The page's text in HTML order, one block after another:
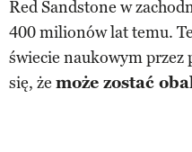
Red Sandstone w
400 milionów lat temu.
świecie naukowym przez
się, że może zostać